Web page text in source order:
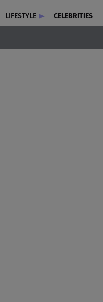
LIFESTYLE CELEBRITIES